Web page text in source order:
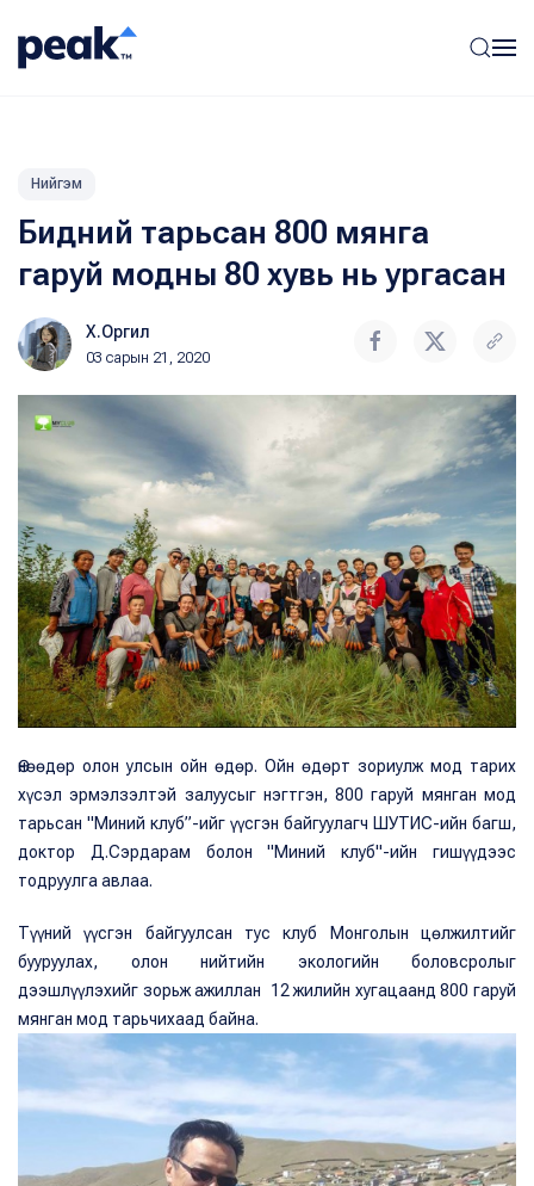
Нийгэм
Бидний тарьсан 800 мянга
гаруй модны 80 хувь нь ургасан
Х.Оргил
03 сарын 21, 2020
Өнөөдөр олон улсын ойн өдөр. Ойн өдөрт зориулж мод тарих
хүсэл эрмэлзэлтэй залуусыг нэгтгэн, 800 гаруй мянган мод
тарьсан "Миний клуб”-ийг үүсгэн байгуулагч ШУТИС-ийн багш,
доктор Д.Сэрдарам болон "Миний клуб"-ийн гишүүдээс
тодруулга авлаа.
Түүний үүсгэн байгуулсан тус клуб Монголын цөлжилтийг
бууруулах, олон нийтийн экологийн боловсролыг
дээшлүүлэхийг зорьж ажиллан 12 жилийн хугацаанд 800 гаруй
мянган мод тарьчихаад байна.